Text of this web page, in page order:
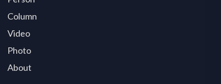
Column
Video
Photo
About